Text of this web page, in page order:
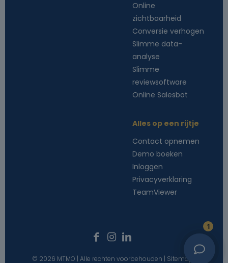
Online
zichtbaarheid
Conversie verhogen
Slimme data-
analyse
Slimme
reviewsoftware
Online Salesbot
Alles op een rijtje
Contact opnemen
Demo boeken
Inloggen
Privacyverklaring
TeamViewer
© 2026 MTMO | Alle rechten voorbehouden | Sitemap
1